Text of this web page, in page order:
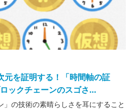
元を証明する！「時間軸の証
ックチェーンのスゴさ…
の技術の素晴らしさを耳にすること